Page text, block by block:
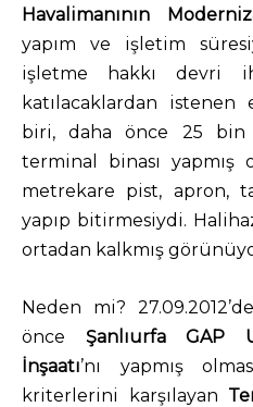
Havalimanının
yapım ve işletim
işletme hakkı devri
katılacaklardan
biri, daha önce 25 bin
terminal binası yapmış
metrekare pist, apron,
yapıp bitirmesiydi.
ortadan kalkmış
Neden mi?
önce Şanlıurfa GAP
İnşaatı’nı yapmış
kriterlerini karşılayan